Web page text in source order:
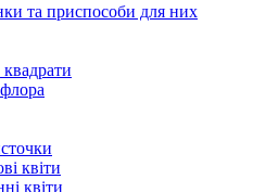
та приспособи для них
квіти
квіти